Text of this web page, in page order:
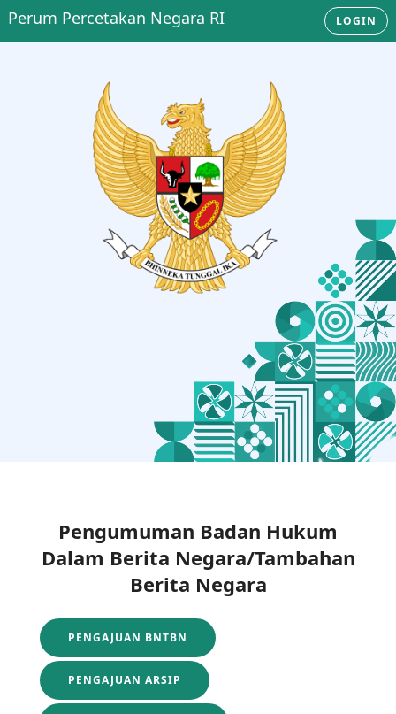
Perum Percetakan Negara RI LOGIN
Pengumuman Badan Hukum
Dalam Berita Negara/Tambahan
Berita Negara
PENGAJUAN BNTBN
PENGAJUAN ARSIP